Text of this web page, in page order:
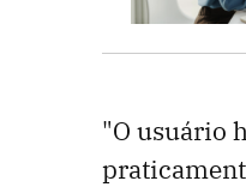
"O usuário